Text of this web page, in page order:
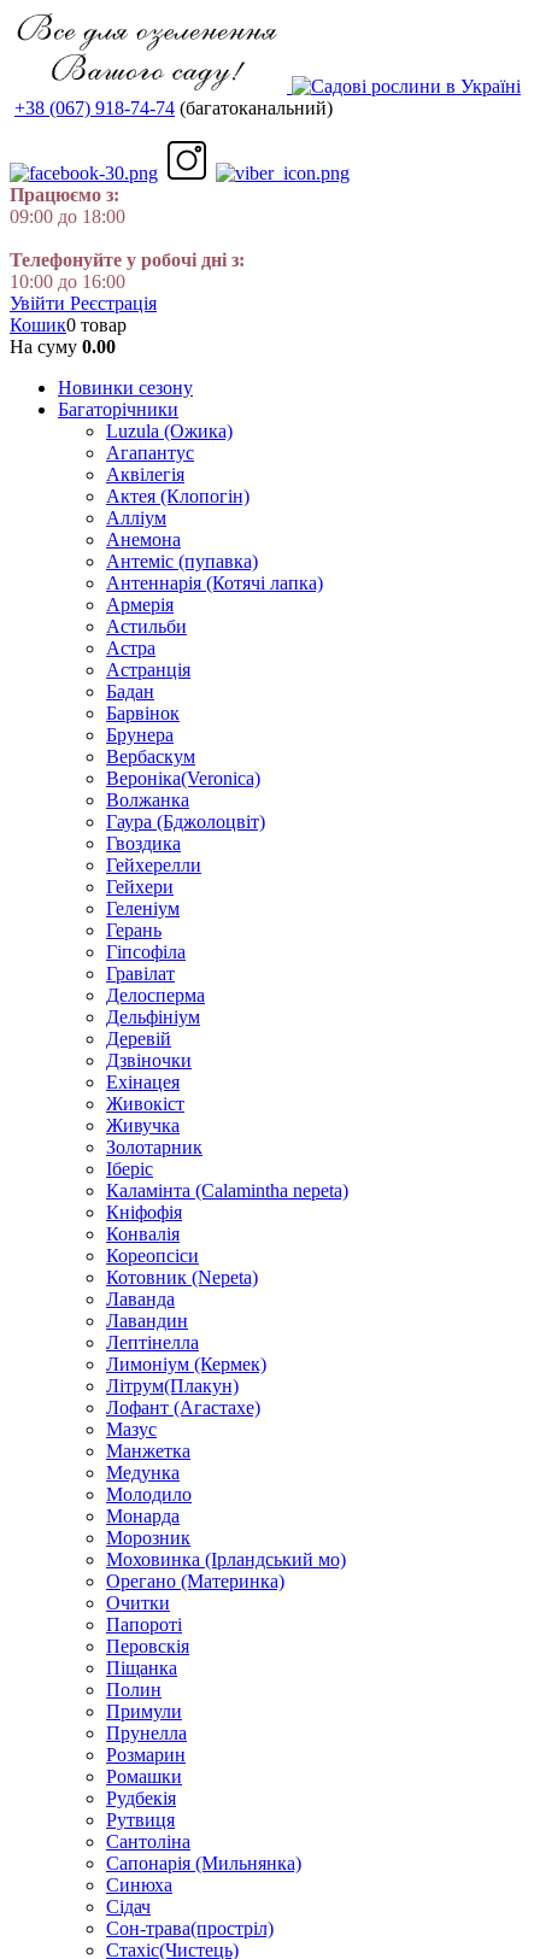
+38 (067) 918-74-74 (багатоканальний)
Працюємо з:
09:00 до 18:00
Телефонуйте у робочі дні з:
10:00 до 16:00
Увійти Реєстрація
Кошик0 товар
На суму 0.00
Новинки сезону
Багаторічники
Luzula (Ожика)
Агапантус
Аквілегія
Актея (Клопогін)
Алліум
Анемона
Антеміс (пупавка)
Антеннарія (Котячі лапка)
Армерія
Астильби
Астра
Астранція
Бадан
Барвінок
Брунера
Вербаскум
Вероніка(Veronica)
Волжанка
Гаура (Бджолоцвіт)
Гвоздика
Гейхерелли
Гейхери
Геленіум
Герань
Гіпсофіла
Гравілат
Делосперма
Дельфініум
Деревій
Дзвіночки
Ехінацея
Живокіст
Живучка
Золотарник
Іберіс
Каламінта (Calamintha nepeta)
Кніфофія
Конвалія
Кореопсіси
Котовник (Nepeta)
Лаванда
Лавандин
Лептінелла
Лимоніум (Кермек)
Літрум(Плакун)
Лофант (Агастахе)
Мазус
Манжетка
Медунка
Молодило
Монарда
Морозник
Моховинка (Ірландський мо)
Орегано (Материнка)
Очитки
Папороті
Перовскія
Піщанка
Полин
Примули
Прунелла
Розмарин
Ромашки
Рудбекія
Рутвиця
Сантоліна
Сапонарія (Мильнянка)
Синюха
Сідач
Сон-трава(простріл)
Стахіс(Чистець)